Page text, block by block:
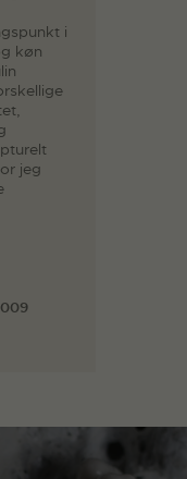
i
køn
jeg